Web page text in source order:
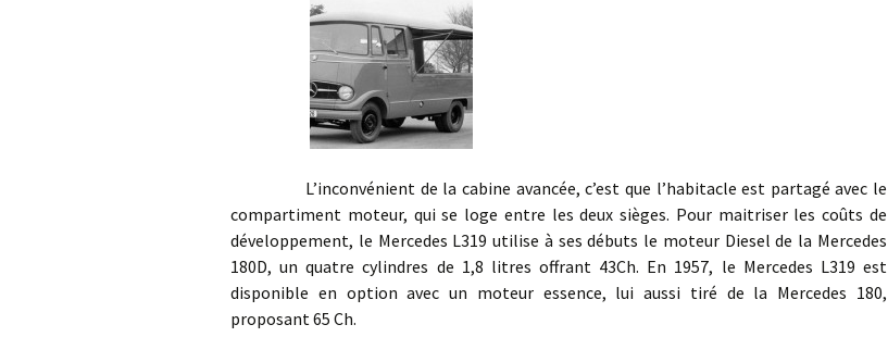
L’inconvénient de la cabine avancée, c’est que l’habitacle est partagé avec le
compartiment moteur, qui se loge entre les deux sièges. Pour maitriser les coûts de
développement, le Mercedes L319 utilise à ses débuts le moteur Diesel de la Mercedes
180D, un quatre cylindres de 1,8 litres offrant 43Ch. En 1957, le Mercedes L319 est
disponible en option avec un moteur essence, lui aussi tiré de la Mercedes 180,
proposant 65 Ch.